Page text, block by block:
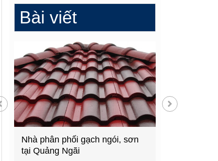
Bài viết
Nhà phân phối gạch ngói, sơn
tại Quảng Ngãi